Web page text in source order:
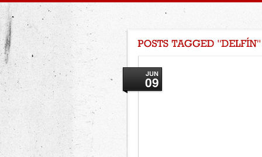
JUN
09